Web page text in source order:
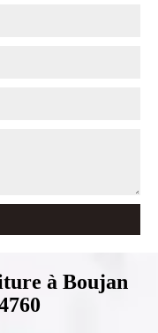
à Boujan